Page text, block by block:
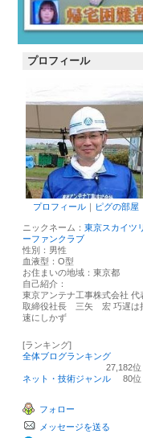
プロフィール
プロフィール ｜ ピグの部屋
ニックネーム： 東京スカイツリ
ーファンクラブ
性別： 男性
血液型： O型
お住まいの地域： 東京都
自己紹介：
東京アンテナ工事株式会社 代
取締役社長 三矢 宏 巧遅は
速にしかず
[ランキング]
全体ブログランキング
27,182位
ネット・技術ジャンル 80位
フォロー
メッセージを送る